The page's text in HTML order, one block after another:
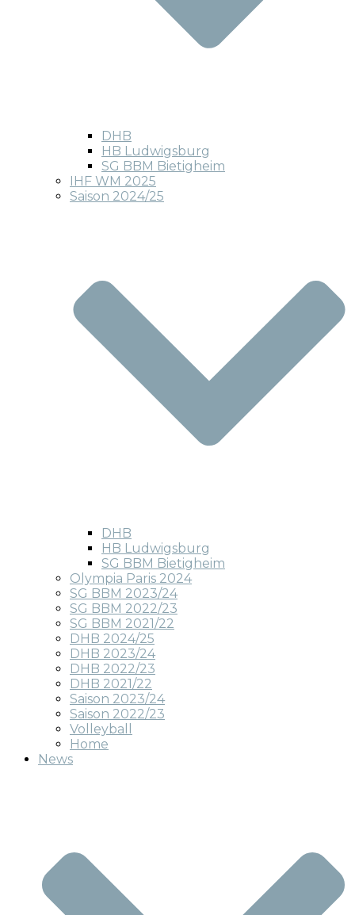
DHB
HB Ludwigsburg
SG BBM Bietigheim
IHF WM 2025
Saison 2024/25
DHB
HB Ludwigsburg
SG BBM Bietigheim
Olympia Paris 2024
SG BBM 2023/24
SG BBM 2022/23
SG BBM 2021/22
DHB 2024/25
DHB 2023/24
DHB 2022/23
DHB 2021/22
Saison 2023/24
Saison 2022/23
Volleyball
Home
News